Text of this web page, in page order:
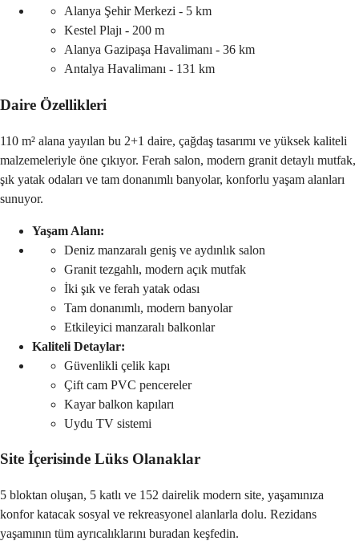
Alanya Şehir Merkezi - 5 km
Kestel Plajı - 200 m
Alanya Gazipaşa Havalimanı - 36 km
Antalya Havalimanı - 131 km
Daire Özellikleri
110 m² alana yayılan bu 2+1 daire, çağdaş tasarımı ve yüksek kaliteli
malzemeleriyle öne çıkıyor. Ferah salon, modern granit detaylı mutfak,
şık yatak odaları ve tam donanımlı banyolar, konforlu yaşam alanları
sunuyor.
Yaşam Alanı:
Deniz manzaralı geniş ve aydınlık salon
Granit tezgahlı, modern açık mutfak
İki şık ve ferah yatak odası
Tam donanımlı, modern banyolar
Etkileyici manzaralı balkonlar
Kaliteli Detaylar:
Güvenlikli çelik kapı
Çift cam PVC pencereler
Kayar balkon kapıları
Uydu TV sistemi
Site İçerisinde Lüks Olanaklar
5 bloktan oluşan, 5 katlı ve 152 dairelik modern site, yaşamınıza
konfor katacak sosyal ve rekreasyonel alanlarla dolu. Rezidans
yaşamının tüm ayrıcalıklarını buradan keşfedin.